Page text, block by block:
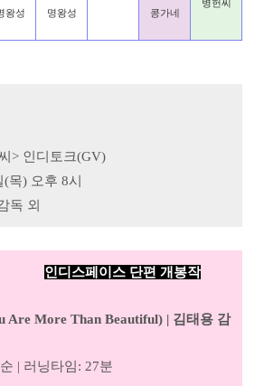
병헌씨
왕성
명왕성
콩가네
> 인디토크(GV)
목) 오후 8시
독 외
인디스페이스 단편 개봉작
Are More Than Beautiful) | 김태용 감
| 러닝타임: 27분